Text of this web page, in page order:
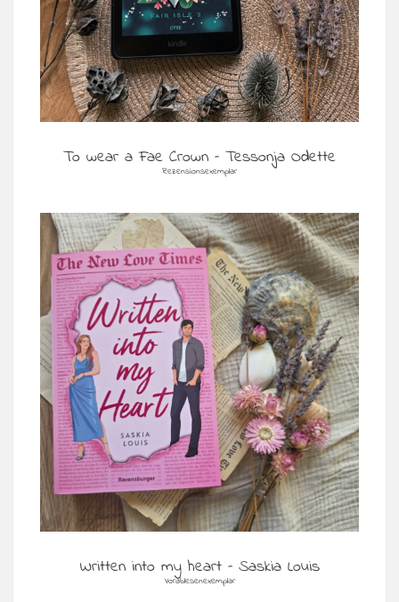
To wear a Fae Crown – Tessonja Odette
Rezensionsexemplar
Written into my heart – Saskia Louis
Vorablesenexemplar